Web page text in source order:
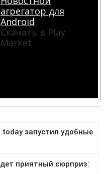
агрегатор для
Android
Скачать в Play
Market